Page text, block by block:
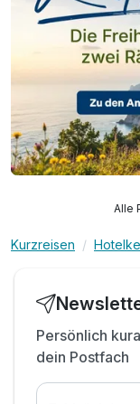
Alle
Kurzreisen
Persönlich
dein Postfach